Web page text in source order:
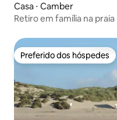
Casa ⋅ Camber
Retiro em família na praia
Preferido dos hóspedes
Preferido dos hóspedes